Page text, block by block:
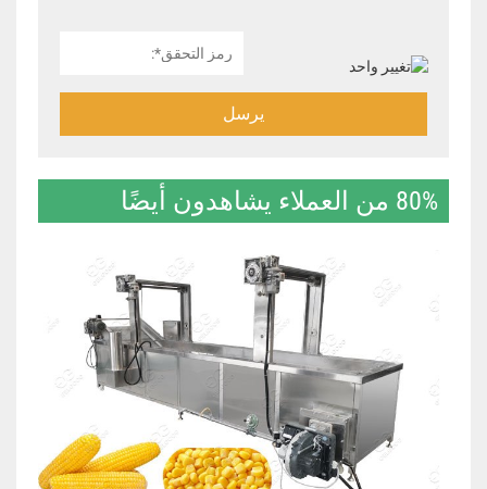
يرسل
80% من العملاء يشاهدون أيضًا